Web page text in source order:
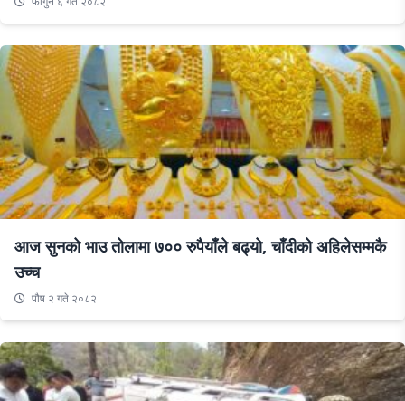
आज सुनको भाउ तोलामा ७०० रुपैयाँले बढ्यो, चाँदीको अहिलेसम्मकै
उच्च
पौष २ गते २०८२